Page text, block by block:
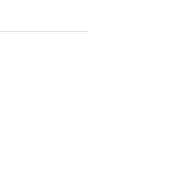
Verarbeitungen.